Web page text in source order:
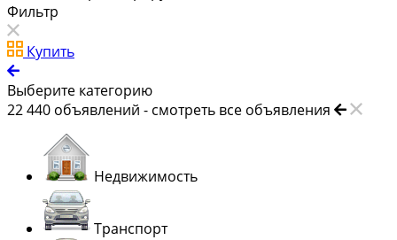
Фильтр
Купить
Выберите категорию
22 440 объявлений - смотреть все объявления
Недвижимость
Транспорт